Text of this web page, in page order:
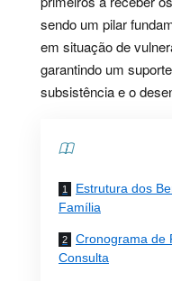
sendo um pilar
em situação de
garantindo um
subsistência e o
Estrutura dos
Família
Cronograma de
Consulta